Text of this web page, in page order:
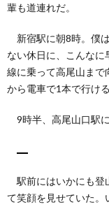
め
輩も道連れだ。
新宿駅に朝8時。僕
ない休日に、こんな
線に乗って高尾山まで
から電車で1本で行け
9時半、高尾山口駅に
駅前にはいかにも登
て笑顔を見せていた